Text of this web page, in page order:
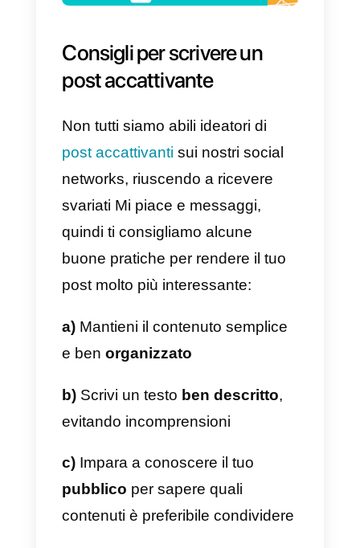
degli utenti che vedranno il
post direttamente da WhatsApp,
alla reattività del nostro team di
assistenza clienti.
Consigli per scrivere un
post accattivante